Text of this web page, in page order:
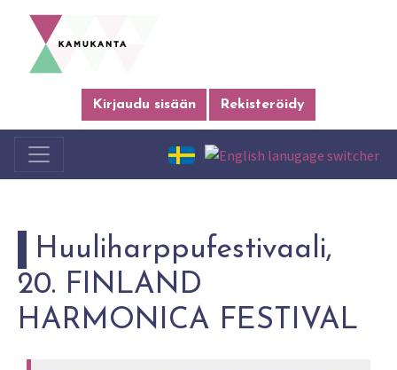
Kirjaudu sisään Rekisteröidy
Huuliharppufestivaali,
20. FINLAND
HARMONICA FESTIVAL